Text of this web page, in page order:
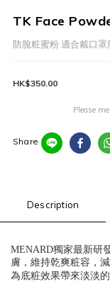
TK Face
防脫粧蜜粉 適合戴口罩
HK$350.00
Please
Share
Description
MENARD獨家最新研
膚，維持乾爽粧容，
為底粧效果帶來淡淡